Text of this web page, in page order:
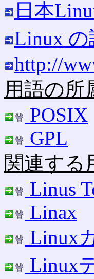
日本
Linux
http://
用語の所
POSIX
GPL
関連する
Linus
Linax
Linux
Linux